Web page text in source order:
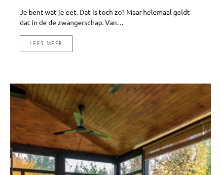
Je bent wat je eet. Dat is toch zo? Maar helemaal geldt
dat in de de zwangerschap. Van…
LEES MEER